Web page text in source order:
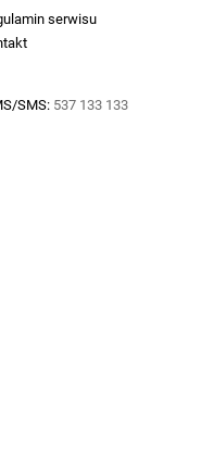
serwisu
SMS: 537 133 133